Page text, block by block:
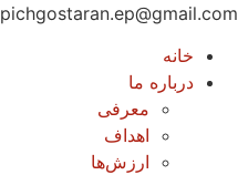
pichgostaran.ep@gmail.com
خانه
درباره ما
معرفی
اهداف
ارزش‌ها